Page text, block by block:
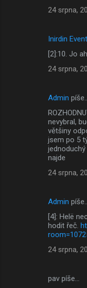
24 srpna,
Inirdin
[2]:10. Jo
24 srpna,
Admin píše…
nevybral,
většiny
jsem po 5
najde
24 srpna,
Admin píše…
[4]: Helë
hodit řeč.
24 srpna,
pav píše…